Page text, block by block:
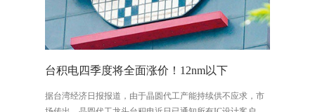
台积电四季度将全面涨价！12nm以下
据台湾经济日报报道，由于晶圆代工产能持续供不应求，市